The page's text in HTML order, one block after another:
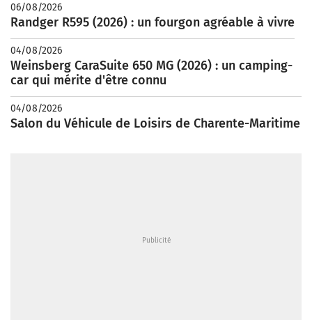
06/08/2026
Randger R595 (2026) : un fourgon agréable à vivre
04/08/2026
Weinsberg CaraSuite 650 MG (2026) : un camping-
car qui mérite d'être connu
04/08/2026
Salon du Véhicule de Loisirs de Charente-Maritime